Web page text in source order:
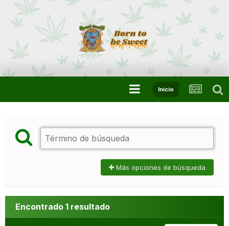
Inicio
Más opciones de búsqueda
Encontrado 1 resultado